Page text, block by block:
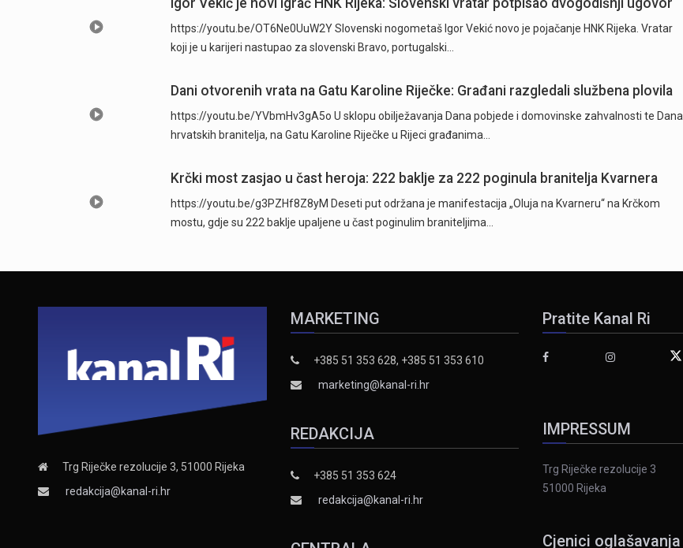
https://youtu.be/OT6Ne0UuW2Y Slovenski nogometaš Igor Vekić novo je pojačanje HNK Rijeka. Vratar
koji je u karijeri nastupao za slovenski Bravo, portugalski…
Dani otvorenih vrata na Gatu Karoline Riječke: Građani razgledali službena plovila
https://youtu.be/YVbmHv3gA5o U sklopu obilježavanja Dana pobjede i domovinske zahvalnosti te Dana
hrvatskih branitelja, na Gatu Karoline Riječke u Rijeci građanima…
Krčki most zasjao u čast heroja: 222 baklje za 222 poginula branitelja Kvarnera
https://youtu.be/g3PZHf8Z8yM Deseti put održana je manifestacija „Oluja na Kvarneru“ na Krčkom
mostu, gdje su 222 baklje upaljene u čast poginulim braniteljima…
Trg Riječke rezolucije 3, 51000 Rijeka
redakcija@kanal-ri.hr
MARKETING
+385 51 353 628, +385 51 353 610
marketing@kanal-ri.hr
REDAKCIJA
+385 51 353 624
redakcija@kanal-ri.hr
Pratite Kanal Ri
IMPRESSUM
Trg Riječke rezolucije 3
51000 Rijeka
Cjenici oglašavanja